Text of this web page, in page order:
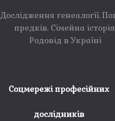
Дослідження генеалогії.
предків. Сімейна
Родовід в Україні
Соцмережі професійних
дослідників